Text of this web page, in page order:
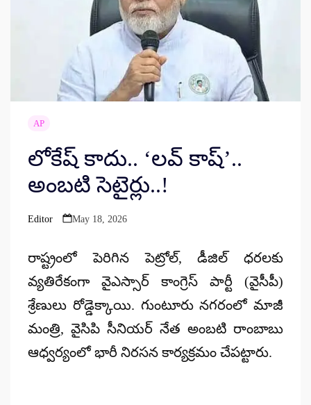
AP
లోకేష్ కాదు.. ‘లవ్ కాష్’..
అంబటి సెటైర్లు..!
Posted
Editor May 18, 2026
రాష్ట్రంలో పెరిగిన పెట్రోల్, డీజిల్ ధరలకు
వ్యతిరేకంగా వైఎస్సార్ కాంగ్రెస్ పార్టీ (వైసీపీ)
శ్రేణులు రోడ్డెక్కాయి. గుంటూరు నగరంలో మాజీ
మంత్రి, వైసిపి సీనియర్ నేత అంబటి రాంబాబు
ఆధ్వర్యంలో భారీ నిరసన కార్యక్రమం చేపట్టారు.